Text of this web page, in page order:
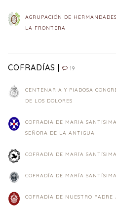
AGRUPACIÓN DE
LA FRONTERA
COFRADÍAS | 19
CENTENARIA Y PIADOSA
DE LOS DOLORES
COFRADÍA DE MARÍA
SEÑORA DE LA ANTIGUA
COFRADÍA DE MARÍA
COFRADÍA DE MARÍA
COFRADÍA DE NUESTRO